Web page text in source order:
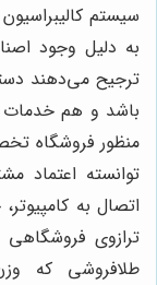
سیستم
به دلیل وجود
ترجیح می‌دهند
باشد و هم
منظور فروشگاه
توانسته اعتماد
اتصال به
ترازوی
طلافروشی که